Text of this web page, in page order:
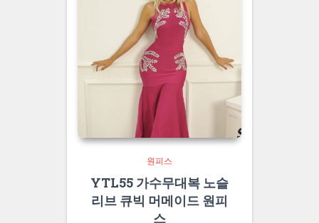
원피스
YTL55 가수무대복 노슬
리브 큐빅 머메이드 원피
스